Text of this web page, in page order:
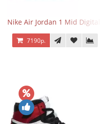
Nike Air Jordan 1 Mid Digital Pink
7190р.